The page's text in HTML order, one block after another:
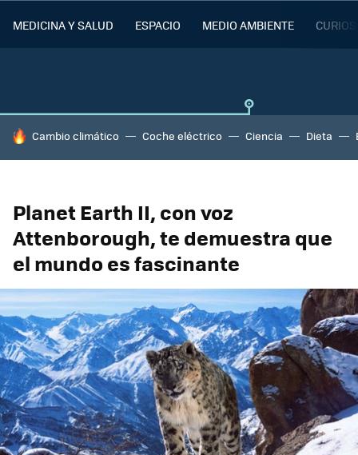
MEDICINA Y SALUD ESPACIO MEDIO AMBIENTE
HOY SE HABLA DE
Cambio climático Coche eléctrico Ciencia Dieta
Planet Earth II, con voz
Attenborough, te demuestra que
el mundo es fascinante